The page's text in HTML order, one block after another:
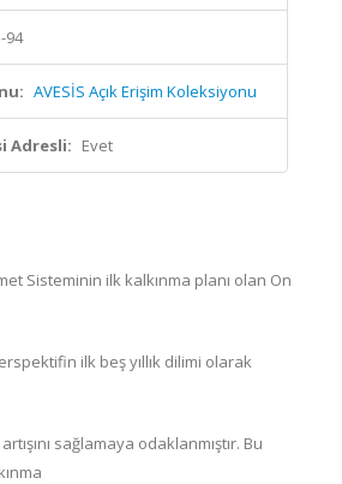
94
AVESİS Açık Erişim Koleksiyonu
Adresli: Evet
Sisteminin ilk kalkınma planı olan On
ilk beş yıllık dilimi olarak
sağlamaya odaklanmıştır. Bu